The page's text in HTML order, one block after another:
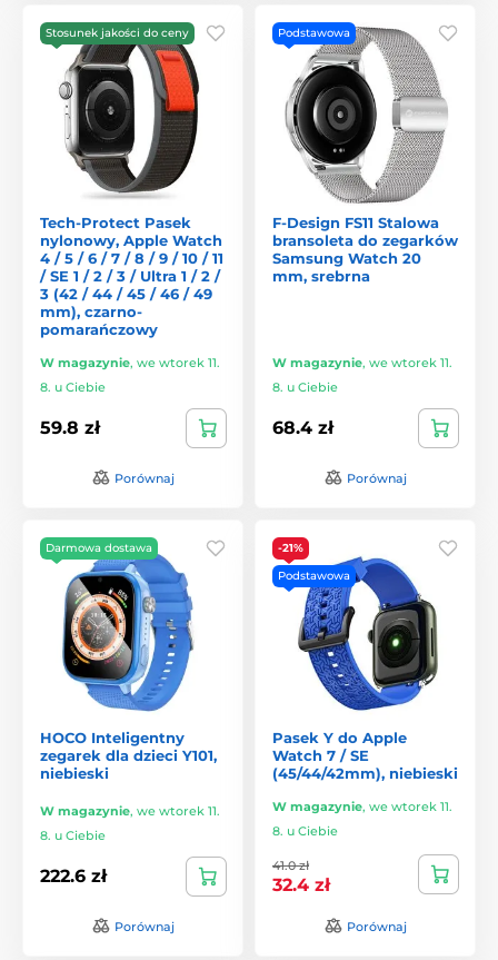
Stosunek jakości do ceny
Tech-Protect Pasek
nylonowy, Apple Watch
4 / 5 / 6 / 7 / 8 / 9 / 10 / 11
/ SE 1 / 2 / 3 / Ultra 1 / 2 /
3 (42 / 44 / 45 / 46 / 49
mm), czarno-
pomarańczowy
W magazynie, we wtorek 11.
8. u Ciebie
59.8 zł
Porównaj
Podstawowa
F-Design FS11 Stalowa
bransoleta do zegarków
Samsung Watch 20
mm, srebrna
W magazynie, we wtorek 11.
8. u Ciebie
68.4 zł
Porównaj
Darmowa dostawa
HOCO Inteligentny
zegarek dla dzieci Y101,
niebieski
W magazynie, we wtorek 11.
8. u Ciebie
222.6 zł
Porównaj
-21%
Podstawowa
Pasek Y do Apple
Watch 7 / SE
(45/44/42mm), niebieski
W magazynie, we wtorek 11.
8. u Ciebie
41.0 zł
32.4 zł
Porównaj